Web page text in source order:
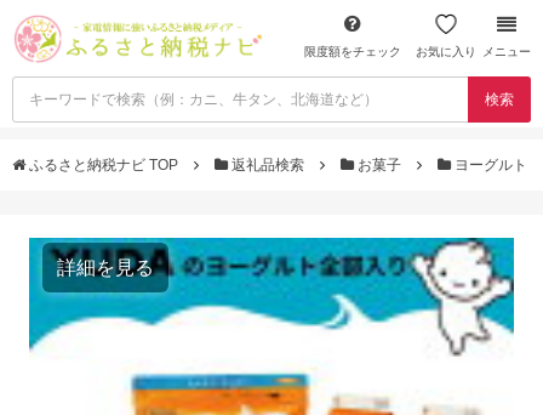
限度額をチェック お気に入り メニュー
検索
ふるさと納税ナビ TOP 返礼品検索 お菓子 ヨーグルト
詳細を見る